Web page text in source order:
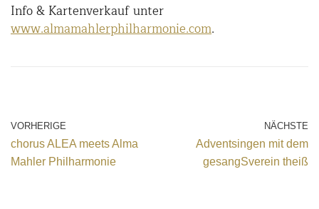
Info & Kartenverkauf unter
www.almamahlerphilharmonie.com.
VORHERIGE
chorus ALEA meets Alma
Mahler Philharmonie
NÄCHSTE
Adventsingen mit dem
gesangSverein theiß